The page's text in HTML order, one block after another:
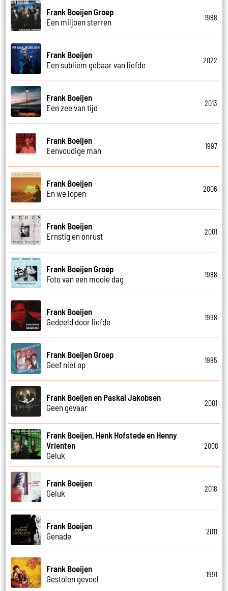
Frank Boeijen Groep
Een miljoen sterren
1988
Frank Boeijen
Een subliem gebaar van liefde
2022
Frank Boeijen
Een zee van tijd
2013
Frank Boeijen
Eenvoudige man
1997
Frank Boeijen
En we lopen
2006
Frank Boeijen
Ernstig en onrust
2001
Frank Boeijen Groep
Foto van een mooie dag
1988
Frank Boeijen
Gedeeld door liefde
1998
Frank Boeijen Groep
Geef niet op
1985
Frank Boeijen en Paskal Jakobsen
Geen gevaar
2001
Frank Boeijen, Henk Hofstede en Henny
Vrienten
Geluk
2008
Frank Boeijen
Geluk
2018
Frank Boeijen
Genade
2011
Frank Boeijen
Gestolen gevoel
1991